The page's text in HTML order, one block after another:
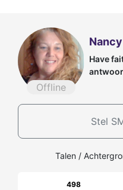
Offline
Nancy
Have
Stel
Talen /
498